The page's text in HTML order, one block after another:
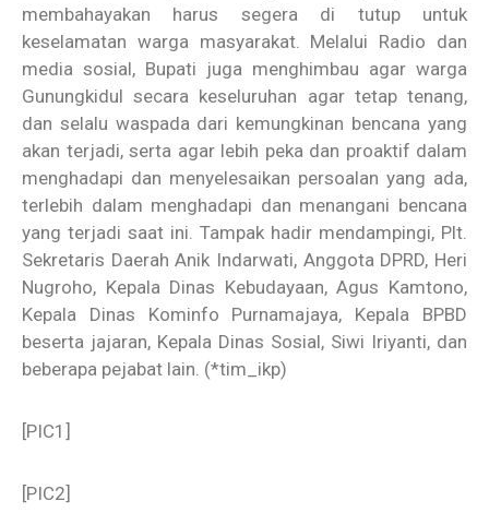
membahayakan harus segera di tutup untuk
keselamatan warga masyarakat. Melalui Radio dan
media sosial, Bupati juga menghimbau agar warga
Gunungkidul secara keseluruhan agar tetap tenang,
dan selalu waspada dari kemungkinan bencana yang
akan terjadi, serta agar lebih peka dan proaktif dalam
menghadapi dan menyelesaikan persoalan yang ada,
terlebih dalam menghadapi dan menangani bencana
yang terjadi saat ini. Tampak hadir mendampingi, Plt.
Sekretaris Daerah Anik Indarwati, Anggota DPRD, Heri
Nugroho, Kepala Dinas Kebudayaan, Agus Kamtono,
Kepala Dinas Kominfo Purnamajaya, Kepala BPBD
beserta jajaran, Kepala Dinas Sosial, Siwi Iriyanti, dan
beberapa pejabat lain. (*tim_ikp)
[PIC1]
[PIC2]